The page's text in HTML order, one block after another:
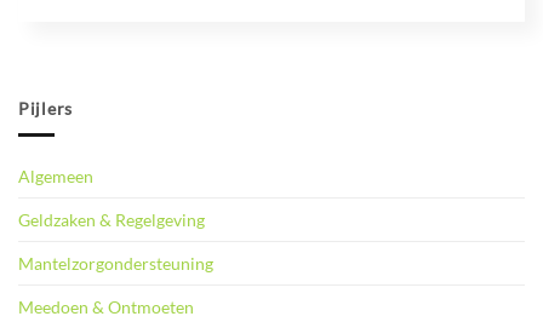
Pijlers
Algemeen
Geldzaken & Regelgeving
Mantelzorgondersteuning
Meedoen & Ontmoeten